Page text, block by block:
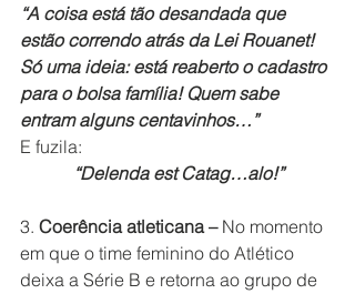
“A coisa está tão desandada que
estão correndo atrás da Lei Rouanet!
Só uma ideia: está reaberto o cadastro
para o bolsa família! Quem sabe
entram alguns centavinhos…”
E fuzila:
“Delenda est Catag…alo!”
3. Coerência atleticana – No momento
em que o time feminino do Atlético
deixa a Série B e retorna ao grupo de